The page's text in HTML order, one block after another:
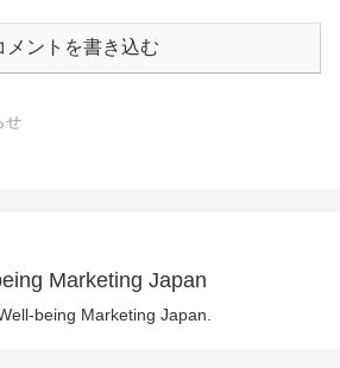
メントを書き込む
せ
Marketing Japan
being Marketing Japan.